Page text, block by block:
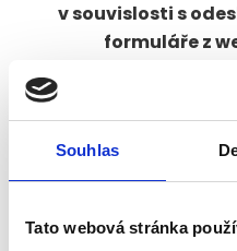
Souhlas
Tato webová stránka
v souvislosti s
formuláře z
podle čl. 13 Nařízení
fyzických osob v
osobních údajů
Správcem Vašich
Rubringer spol. s r.